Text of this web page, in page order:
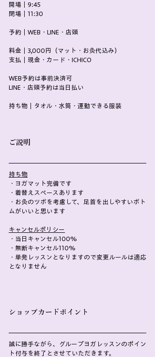
開場｜9:45
閉場｜11:30
予約｜WEB・LINE・店頭
料金｜3,000円（マット・お灸代込み）
支払｜現金・カード・ICHICO
WEB予約は事前決済可
LINE・店頭予約は当日払い
持ち物｜タオル・水筒・運動できる服装
ご説明
持ち物
・ヨガマット完備です
・着替えスペースあります
・お灸のツボを考慮して、足首を出しやすいボト
ムがいいと思います
キャンセルポリシー
・当日キャンセル100%
・無断キャンセル110%
・単発レッスンとなりますので変更ルールは適応
となりません
ショップカードポイント
誠に勝手ながら、グループヨガレッスンのポイン
ト付与を終了とさせていただきます。